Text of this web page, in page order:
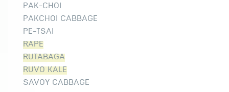
PAK-CHOI
PAKCHOI CABBAGE
PE-TSAI
RAPE
RUTABAGA
RUVO KALE
SAVOY CABBAGE